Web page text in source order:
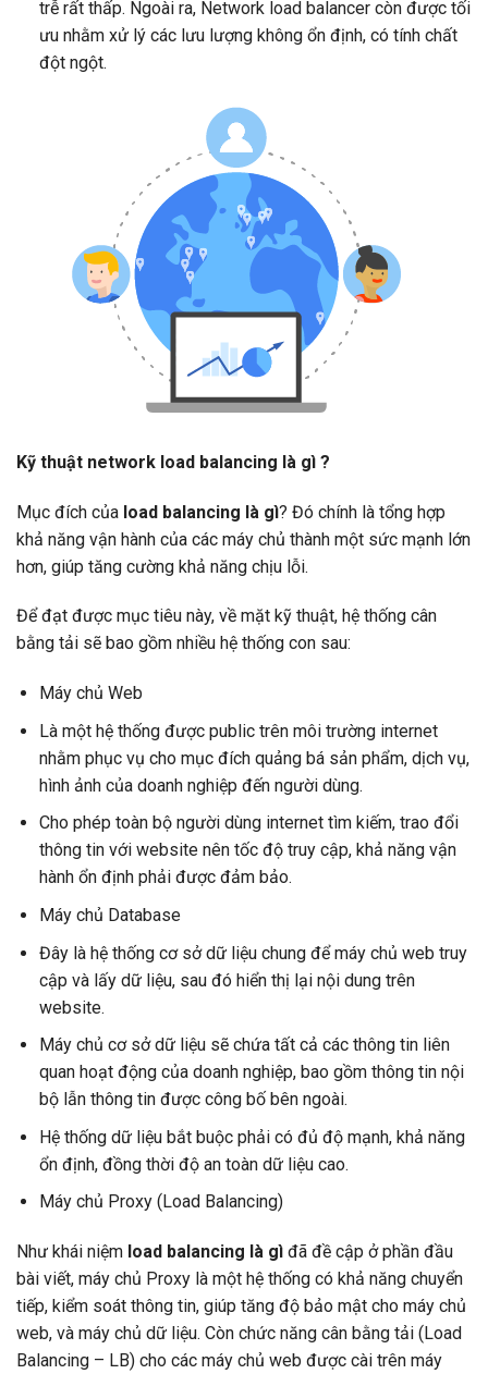
trễ rất thấp. Ngoài ra, Network load balancer còn được tối
ưu nhằm xử lý các lưu lượng không ổn định, có tính chất
đột ngột.
Kỹ thuật network load balancing là gì ?
Mục đích của load balancing là gì? Đó chính là tổng hợp
khả năng vận hành của các máy chủ thành một sức mạnh lớn
hơn, giúp tăng cường khả năng chịu lỗi.
Để đạt được mục tiêu này, về mặt kỹ thuật, hệ thống cân
bằng tải sẽ bao gồm nhiều hệ thống con sau:
Máy chủ Web
Là một hệ thống được public trên môi trường internet
nhằm phục vụ cho mục đích quảng bá sản phẩm, dịch vụ,
hình ảnh của doanh nghiệp đến người dùng.
Cho phép toàn bộ người dùng internet tìm kiếm, trao đổi
thông tin với website nên tốc độ truy cập, khả năng vận
hành ổn định phải được đảm bảo.
Máy chủ Database
Đây là hệ thống cơ sở dữ liệu chung để máy chủ web truy
cập và lấy dữ liệu, sau đó hiển thị lại nội dung trên
website.
Máy chủ cơ sở dữ liệu sẽ chứa tất cả các thông tin liên
quan hoạt động của doanh nghiệp, bao gồm thông tin nội
bộ lẫn thông tin được công bố bên ngoài.
Hệ thống dữ liệu bắt buộc phải có đủ độ mạnh, khả năng
ổn định, đồng thời độ an toàn dữ liệu cao.
Máy chủ Proxy (Load Balancing)
Như khái niệm load balancing là gì đã đề cập ở phần đầu
bài viết, máy chủ Proxy là một hệ thống có khả năng chuyển
tiếp, kiểm soát thông tin, giúp tăng độ bảo mật cho máy chủ
web, và máy chủ dữ liệu. Còn chức năng cân bằng tải (Load
Balancing – LB) cho các máy chủ web được cài trên máy